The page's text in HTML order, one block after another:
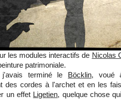
les modules interactifs de Nicolas
patrimoniale.
terminé le Böcklin, voué
des cordes à l'archet et en les
un effet Ligetien, quelque chose